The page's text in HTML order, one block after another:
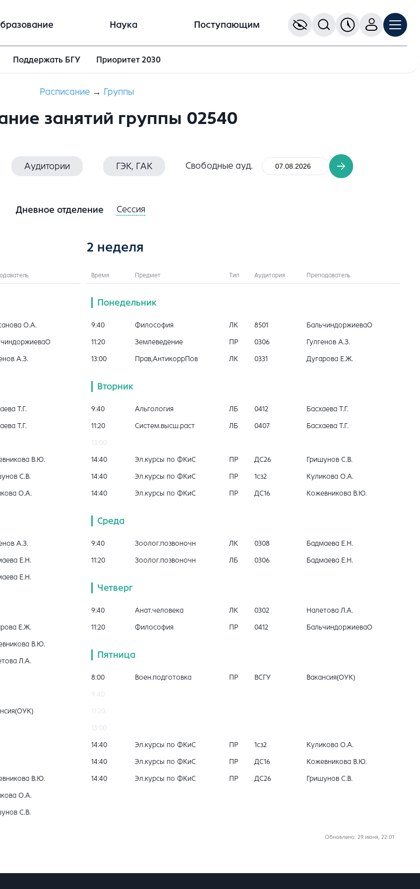
Наука Поступающим
Поддержать БГУ Приоритет 2030
Расписание → Группы
занятий группы 02540
Аудитории ГЭК, ГАК Свободные ауд.
Дневное отделение Сессия
О.А.
А.З.
Т.Г.
Т.Г.
В.Ю.
С.В.
О.А.
А.З.
Е.Н.
Е.Н.
Е.Ж.
В.Ю.
Л.А.
В.Ю.
О.А.
С.В.
2 неделя
Время Предмет Тип Аудитория Преподаватель
Понедельник
9:40 Философия ЛК 8501 БальчиндоржиеваО
11:20 Землеведение ПР 0306 Гулгенов А.З.
13:00 Прав,АнтикоррПов ЛК 0331 Дугарова Е.Ж.
Вторник
9:40 Альгология ЛБ 0412 Басхаева Т.Г.
11:20 Систем.высш.раст ЛБ 0407 Басхаева Т.Г.
13:00
14:40 Эл.курсы по ФКиС ПР ДС26 Гришунов С.В.
14:40 Эл.курсы по ФКиС ПР 1сз2 Куликова О.А.
14:40 Эл.курсы по ФКиС ПР ДС16 Кожевникова В.Ю.
Среда
9:40 Зоолог.позвоночн ЛК 0308 Бадмаева Е.Н.
11:20 Зоолог.позвоночн ЛБ 0306 Бадмаева Е.Н.
Четверг
9:40 Анат.человека ЛК 0302 Налетова Л.А.
11:20 Философия ПР 0412 БальчиндоржиеваО
Пятница
8:00 Воен.подготовка ПР ВСГУ Вакансия(ОУК)
9:40
11:20
13:00
14:40 Эл.курсы по ФКиС ПР 1сз2 Куликова О.А.
14:40 Эл.курсы по ФКиС ПР ДС16 Кожевникова В.Ю.
14:40 Эл.курсы по ФКиС ПР ДС26 Гришунов С.В.
Обновлено: 29 июня, 22:01